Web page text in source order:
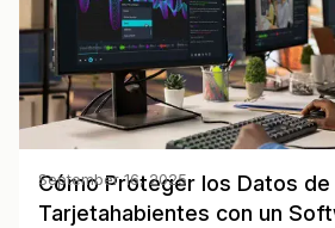
Cómo Proteger los Datos de
Tarjetahabientes con un
September 16, 2025